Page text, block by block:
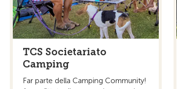
TCS Societariato
Camping
Far parte della Camping Community!